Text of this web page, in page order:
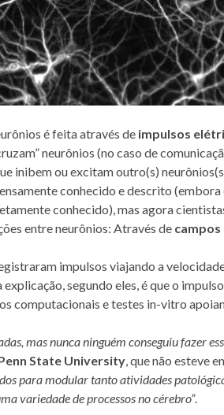
é feita através de impulsos
neurônios (no caso de
inibem ou excitam outro(s)
conhecido e descrito
conhecido), mas agora
entre neurônios: Através de
impulsos viajando a
segundo eles, é que o
computacionais e testes in-vitro
mas nunca ninguém conseguiu fazer
State University, que não esteve
para modular tanto atividades
variedade de processos no cérebro”.